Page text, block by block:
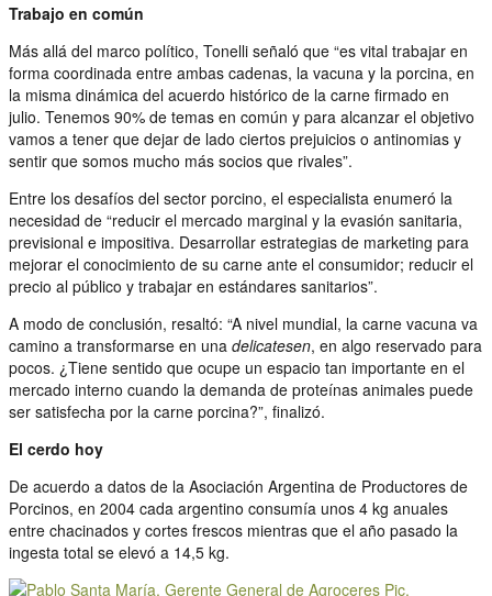
Trabajo en común
Más allá del marco político, Tonelli señaló que “es vital trabajar en
forma coordinada entre ambas cadenas, la vacuna y la porcina, en
la misma dinámica del acuerdo histórico de la carne firmado en
julio. Tenemos 90% de temas en común y para alcanzar el objetivo
vamos a tener que dejar de lado ciertos prejuicios o antinomias y
sentir que somos mucho más socios que rivales”.
Entre los desafíos del sector porcino, el especialista enumeró la
necesidad de “reducir el mercado marginal y la evasión sanitaria,
previsional e impositiva. Desarrollar estrategias de marketing para
mejorar el conocimiento de su carne ante el consumidor; reducir el
precio al público y trabajar en estándares sanitarios”.
A modo de conclusión, resaltó: “A nivel mundial, la carne vacuna va
camino a transformarse en una delicatesen, en algo reservado para
pocos. ¿Tiene sentido que ocupe un espacio tan importante en el
mercado interno cuando la demanda de proteínas animales puede
ser satisfecha por la carne porcina?”, finalizó.
El cerdo hoy
De acuerdo a datos de la Asociación Argentina de Productores de
Porcinos, en 2004 cada argentino consumía unos 4 kg anuales
entre chacinados y cortes frescos mientras que el año pasado la
ingesta total se elevó a 14,5 kg.